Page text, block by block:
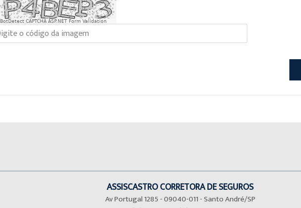
BotDetect CAPTCHA ASP.NET Form Validation
ASSISCASTRO CORRETORA DE SEGUROS
Av Portugal 1285 - 09040-011 - Santo André/SP